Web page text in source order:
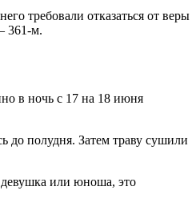
требовали отказаться от веры
361-м.
в ночь с 17 на 18 июня
до полудня. Затем траву сушили
девушка или юноша, это